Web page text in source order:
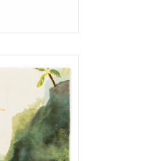
WINKELWAGEN